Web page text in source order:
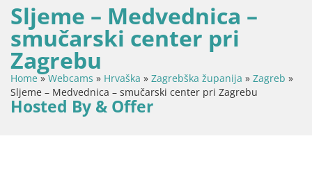
Sljeme – Medvednica –
smučarski center pri
Zagrebu
Home»Webcams » Hrvaška » Zagrebška županija » Zagreb »
Sljeme – Medvednica – smučarski center pri Zagrebu
Hosted By & Offer